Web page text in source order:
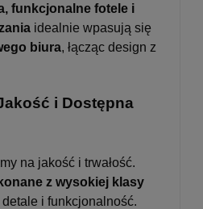
funkcjonalne fotele i
idealnie wpasują się
biura, łącząc design z
i Dostępna
na jakość i trwałość.
z wysokiej klasy
i funkcjonalność.